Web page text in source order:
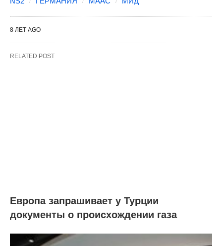
8 ЛЕТ AGO
RELATED POST
Европа запрашивает у Турции
документы о происхождении газа